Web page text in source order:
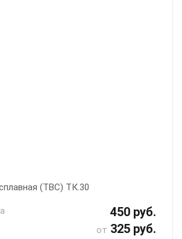
(ТВС) ТК.30
450 руб.
от 325 руб.